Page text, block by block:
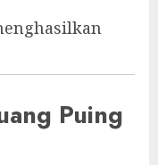
Puing